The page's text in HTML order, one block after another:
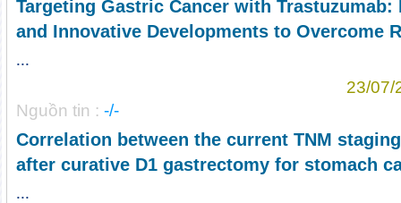
Targeting Gastric Cancer with
and Innovative Developments to Overcome
...
23/07/
Nguồn tin : -/-
Correlation between the current TNM
after curative D1 gastrectomy for stomach
...